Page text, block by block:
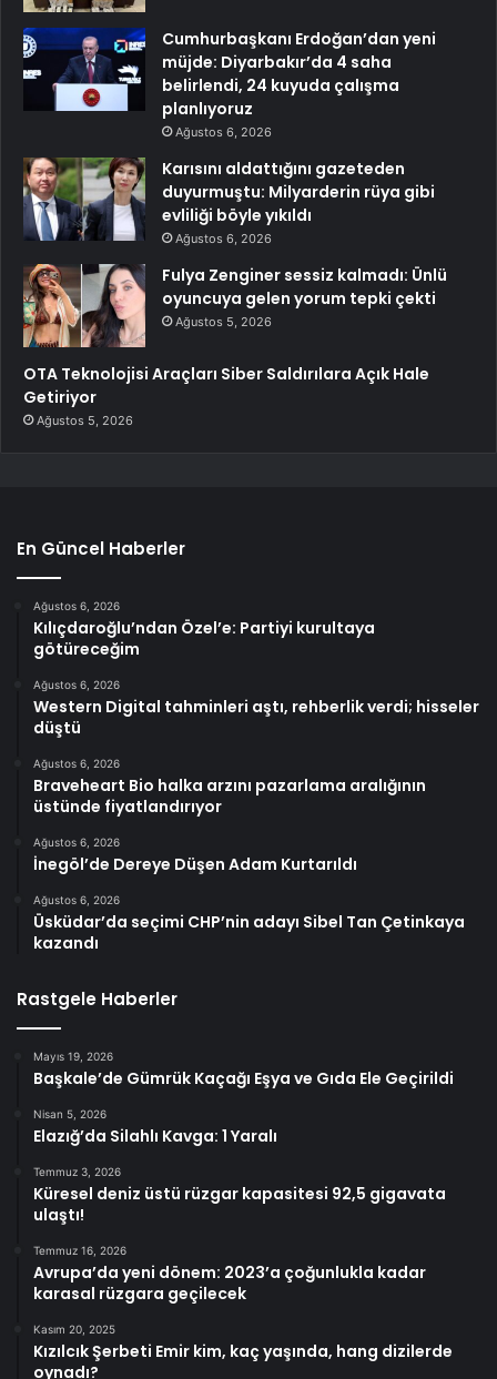
Cumhurbaşkanı Erdoğan’dan yeni
müjde: Diyarbakır’da 4 saha
belirlendi, 24 kuyuda çalışma
planlıyoruz
Ağustos 6, 2026
Karısını aldattığını gazeteden
duyurmuştu: Milyarderin rüya gibi
evliliği böyle yıkıldı
Ağustos 6, 2026
Fulya Zenginer sessiz kalmadı: Ünlü
oyuncuya gelen yorum tepki çekti
Ağustos 5, 2026
OTA Teknolojisi Araçları Siber Saldırılara Açık Hale
Getiriyor
Ağustos 5, 2026
En Güncel Haberler
Ağustos 6, 2026
Kılıçdaroğlu’ndan Özel’e: Partiyi kurultaya
götüreceğim
Ağustos 6, 2026
Western Digital tahminleri aştı, rehberlik verdi; hisseler
düştü
Ağustos 6, 2026
Braveheart Bio halka arzını pazarlama aralığının
üstünde fiyatlandırıyor
Ağustos 6, 2026
İnegöl’de Dereye Düşen Adam Kurtarıldı
Ağustos 6, 2026
Üsküdar’da seçimi CHP’nin adayı Sibel Tan Çetinkaya
kazandı
Rastgele Haberler
Mayıs 19, 2026
Başkale’de Gümrük Kaçağı Eşya ve Gıda Ele Geçirildi
Nisan 5, 2026
Elazığ’da Silahlı Kavga: 1 Yaralı
Temmuz 3, 2026
Küresel deniz üstü rüzgar kapasitesi 92,5 gigavata
ulaştı!
Temmuz 16, 2026
Avrupa’da yeni dönem: 2023’a çoğunlukla kadar
karasal rüzgara geçilecek
Kasım 20, 2025
Kızılcık Şerbeti Emir kim, kaç yaşında, hang dizilerde
oynadı?